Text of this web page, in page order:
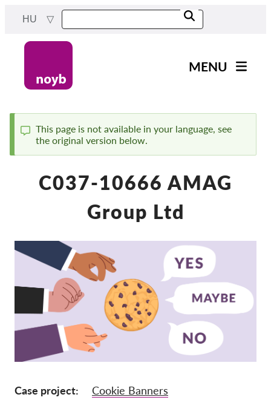
content
HU
navigation
MENU
Ügyek Tásaságonként
Reports & Resources
Exercise your rights!
Támogass bennnünket!
Tagság
Adományok
Szponzoráció
Tax deductability
Status
message
This page is not available in your language, see
the original version below.
C037-10666 AMAG
Group Ltd
Case project
Cookie Banners